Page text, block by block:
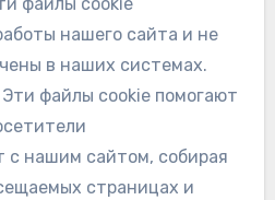
файлы cookie
нашего сайта и не
в наших системах.
Эти файлы cookie помогают
с нашим сайтом, собирая
страницах и